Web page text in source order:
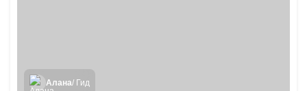
Алана/ Гид